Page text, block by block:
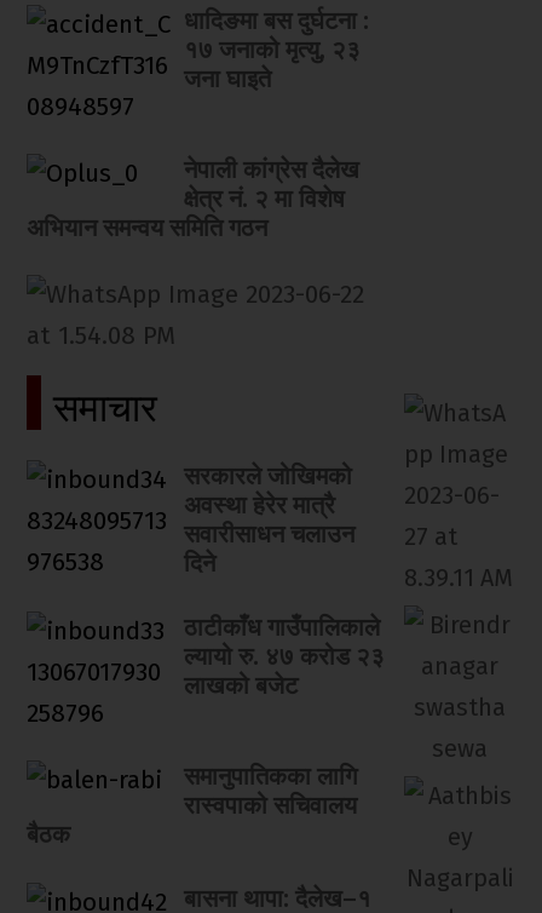
धादिङमा बस दुर्घटना :
१७ जनाको मृत्यु, २३
जना घाइते
नेपाली कांग्रेस दैलेख
क्षेत्र नं. २ मा विशेष
अभियान समन्वय समिति गठन
समाचार
सरकारले जोखिमको
अवस्था हेरेर मात्रै
सवारीसाधन चलाउन
दिने
ठाटीकाँध गाउँपालिकाले
ल्यायो रु. ४७ करोड २३
लाखको बजेट
समानुपातिकका लागि
रास्वपाको सचिवालय
बैठक
बासना थापा: दैलेख–१